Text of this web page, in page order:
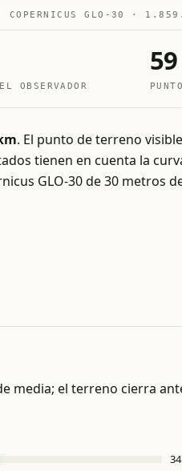
COPERNICUS GLO-30 ·
OBSERVADOR
59
. El punto de terreno
tienen en cuenta la
GLO-30 de 30 metros
media; el terreno cierra